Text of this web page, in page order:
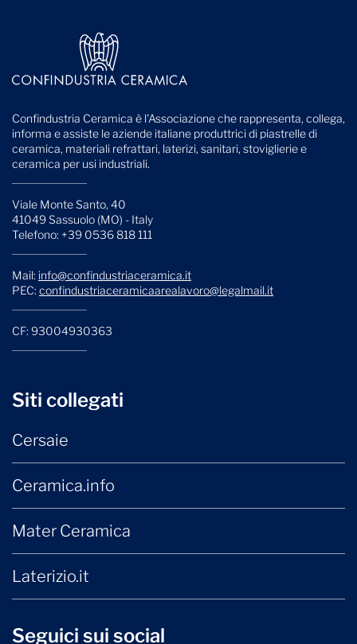
Confindustria Ceramica è l'Associazione che rappresenta, collega,
informa e assiste le aziende italiane produttrici di piastrelle di
ceramica, materiali refrattari, laterizi, sanitari, stoviglierie e
ceramica per usi industriali.
Viale Monte Santo, 40
41049 Sassuolo (MO) - Italy
Telefono: +39 0536 818 111
Mail: info@confindustriaceramica.it
PEC: confindustriaceramicaarealavoro@legalmail.it
CF: 93004930363
Siti collegati
Cersaie
Ceramica.info
Mater Ceramica
Laterizio.it
Seguici sui social